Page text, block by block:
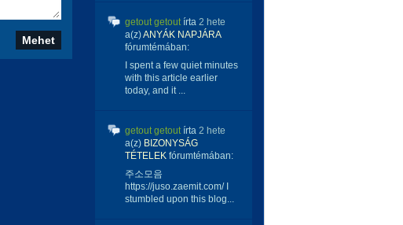
getout getoutírta 2 hete
a(z)ANYÁK NAPJÁRA
fórumtémában:
I spent a few quiet minutes
with this article earlier
today, and it ...
getout getoutírta 2 hete
a(z) BIZONYSÁG
TÉTELEK fórumtémában:
주소모음
https://juso.zaemit.com/ I
stumbled upon this blog...